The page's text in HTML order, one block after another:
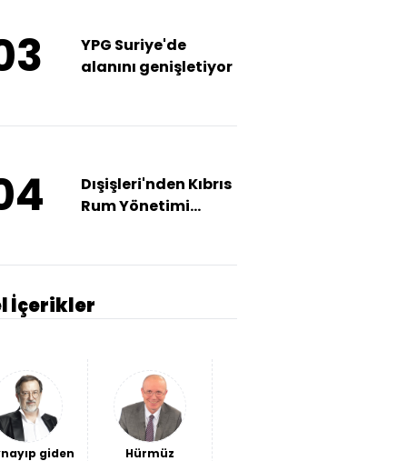
İçerikler
giden
Hürmüz
YPG Suriye'de
alanını genişletiyor
Dışişleri'nden Kıbrıs
Rum Yönetimi